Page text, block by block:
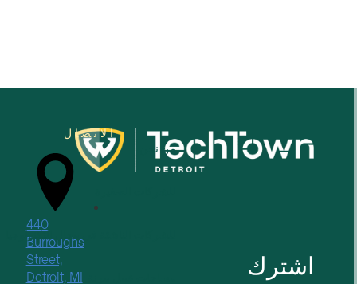
اشترك
من نحن
للشركات الناشئة في مجال التكنولوجيا
الاتصال
440
Burroughs
Street,
Detroit, MI